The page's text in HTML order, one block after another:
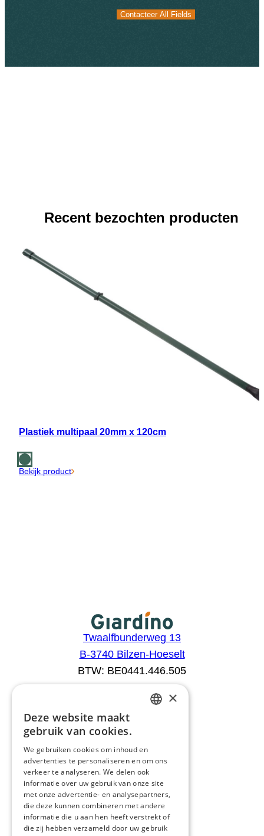
Contacteer All Fields
Contacteer All Fields
Recent bezochten producten
Plastiek multipaal 20mm x 120cm
Bekijk product
Twaalfbunderweg 13
B-3740 Bilzen-Hoeselt
BTW: BE0441.446.505
Aanbod
Configurator
Producten
Advies
Blog
Giardino
Team
ENGLISH
GERMAN
×
Deze website maakt
gebruik van cookies.
We gebruiken cookies om inhoud en
advertenties te personaliseren en om ons
verkeer te analyseren. We delen ook
informatie over uw gebruik van onze site
met onze advertentie- en analysepartners,
die deze kunnen combineren met andere
informatie die u aan hen heeft verstrekt of
die zij hebben verzameld door uw gebruik